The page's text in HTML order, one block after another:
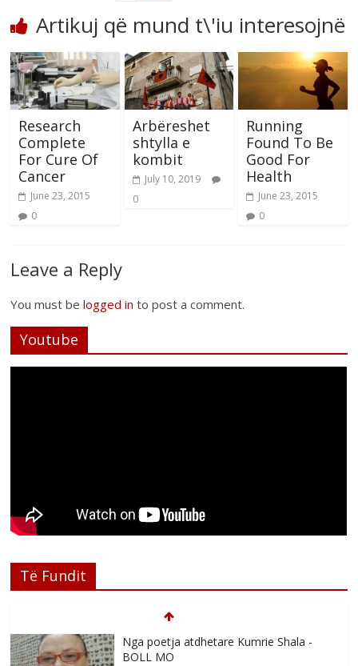
Artikuj që mund t\'iu interesojnë
Research
Complete
For Cure Of
Cancer
June 23, 2015
0
Arbëreshet
shtylla e
kombit
July 10, 2019
0
Running
Found To Be
Good For
Health
June 23, 2015
0
Leave a Reply
You must belogged in to post a comment.
Youtube
Të Fundit
Nga poetja atdhetare Kumrie Shala -
BOLL MO